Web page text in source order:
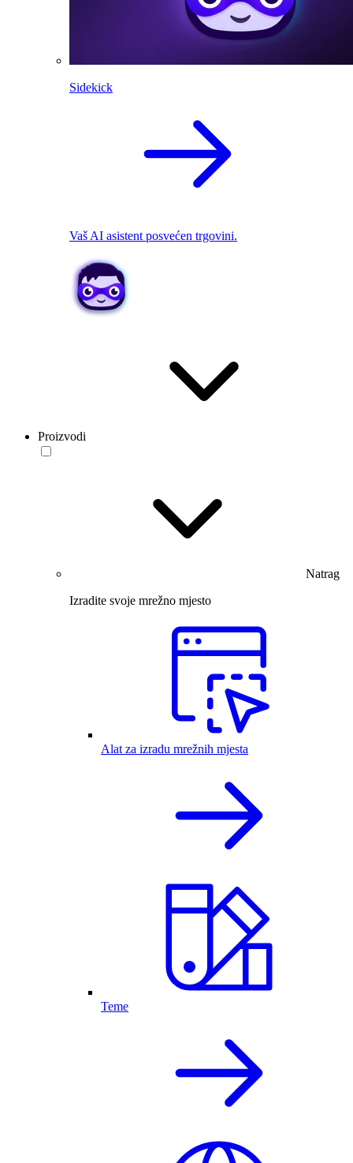
Sidekick
Vaš AI asistent posvećen trgovini.
Proizvodi
Natrag
Izradite svoje mrežno mjesto
Alat za izradu mrežnih mjesta
Teme